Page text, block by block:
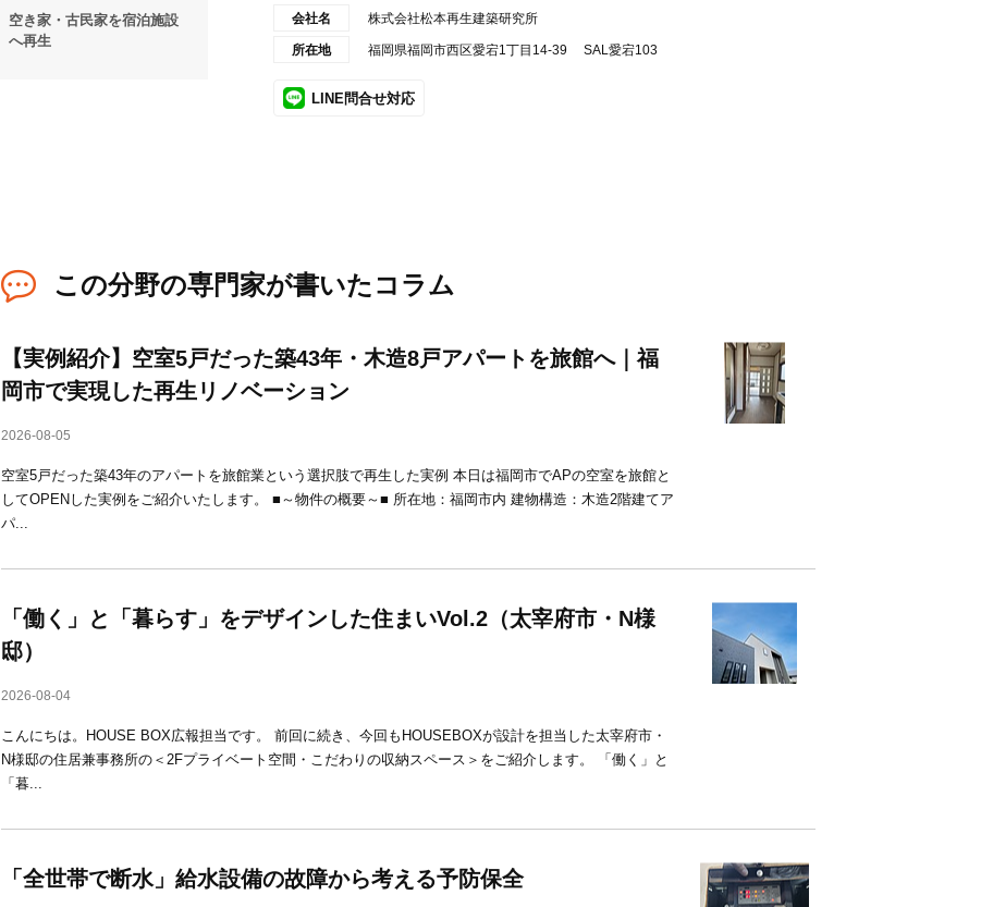
空き家・古民家を宿泊施設
へ再生
会社名
株式会社松本再生建築研究所
所在地 福岡県福岡市西区愛宕1丁目14-39 SAL愛宕103
LINE問合せ対応
この分野の専門家が書いたコラム
【実例紹介】空室5戸だった築43年・木造8戸アパートを旅館へ｜福
岡市で実現した再生リノベーション
2026-08-05
空室5戸だった築43年のアパートを旅館業という選択肢で再生した実例 本日は福岡市でAPの空室を旅館と
してOPENした実例をご紹介いたします。 ■～物件の概要～■ 所在地：福岡市内 建物構造：木造2階建てア
パ...
「働く」と「暮らす」をデザインした住まいVol.2（太宰府市・N様
邸）
2026-08-04
こんにちは。HOUSE BOX広報担当です。 前回に続き、今回もHOUSEBOXが設計を担当した太宰府市・
N様邸の住居兼事務所の＜2Fプライベート空間・こだわりの収納スペース＞をご紹介します。 「働く」と
「暮...
「全世帯で断水」給水設備の故障から考える予防保全